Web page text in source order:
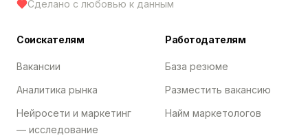
Сделано с любовью к данным
Соискателям
Вакансии
Аналитика рынка
Нейросети и маркетинг
— исследование
Работодателям
База резюме
Разместить вакансию
Найм маркетологов